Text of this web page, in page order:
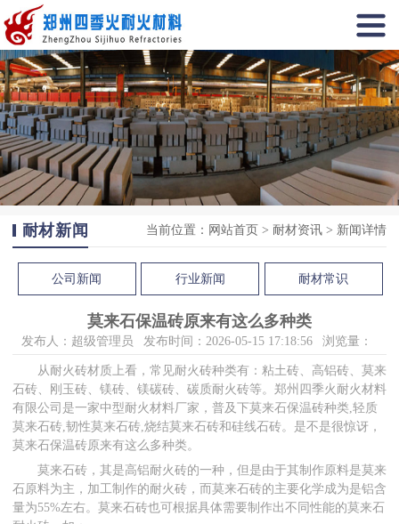
耐材新闻 当前位置： 网站首页 > 耐材资讯 > 新闻详情
公司新闻 行业新闻 耐材常识
莫来石保温砖原来有这么多种类
发布人：超级管理员 发布时间：2026-05-15 17:18:56 浏览量：
从耐火砖材质上看，常见耐火砖种类有：粘土砖、高铝砖、莫来
石砖、刚玉砖、镁砖、镁碳砖、碳质耐火砖等。郑州四季火耐火材料
有限公司是一家中型耐火材料厂家，普及下莫来石保温砖种类,轻质
莫来石砖,韧性莫来石砖,烧结莫来石砖和硅线石砖。是不是很惊讶，
莫来石保温砖原来有这么多种类。
莫来石砖，其是高铝耐火砖的一种，但是由于其制作原料是莫来
石原料为主，加工制作的耐火砖，而莫来石砖的主要化学成为是铝含
量为55%左右。莫来石砖也可根据具体需要制作出不同性能的莫来石